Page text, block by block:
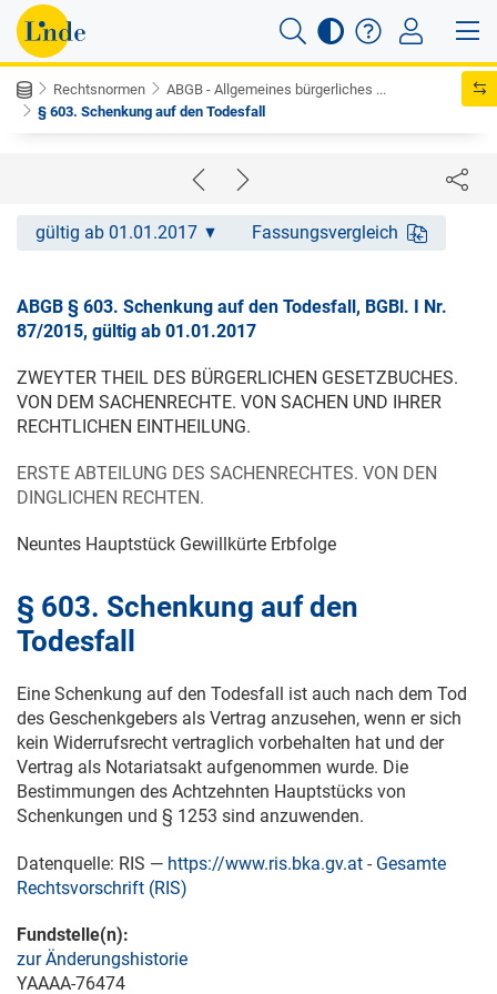
Rechtsnormen
ABGB - Allgemeines bürgerliches ...
§ 603. Schenkung auf den Todesfall
gültig ab 01.01.2017 Fassungsvergleich
ABGB § 603. Schenkung auf den Todesfall, BGBl. I Nr.
87/2015, gültig ab 01.01.2017
ZWEYTER THEIL DES BÜRGERLICHEN GESETZBUCHES.
VON DEM SACHENRECHTE. VON SACHEN UND IHRER
RECHTLICHEN EINTHEILUNG.
ERSTE ABTEILUNG DES SACHENRECHTES. VON DEN
DINGLICHEN RECHTEN.
Neuntes Hauptstück Gewillkürte Erbfolge
§ 603. Schenkung auf den
Todesfall
Eine Schenkung auf den Todesfall ist auch nach dem Tod
des Geschenkgebers als Vertrag anzusehen, wenn er sich
kein Widerrufsrecht vertraglich vorbehalten hat und der
Vertrag als Notariatsakt aufgenommen wurde. Die
Bestimmungen des Achtzehnten Hauptstücks von
Schenkungen und § 1253 sind anzuwenden.
Datenquelle: RIS — https://www.ris.bka.gv.at - Gesamte
Rechtsvorschrift (RIS)
Fundstelle(n):
zur Änderungshistorie
YAAAA-76474